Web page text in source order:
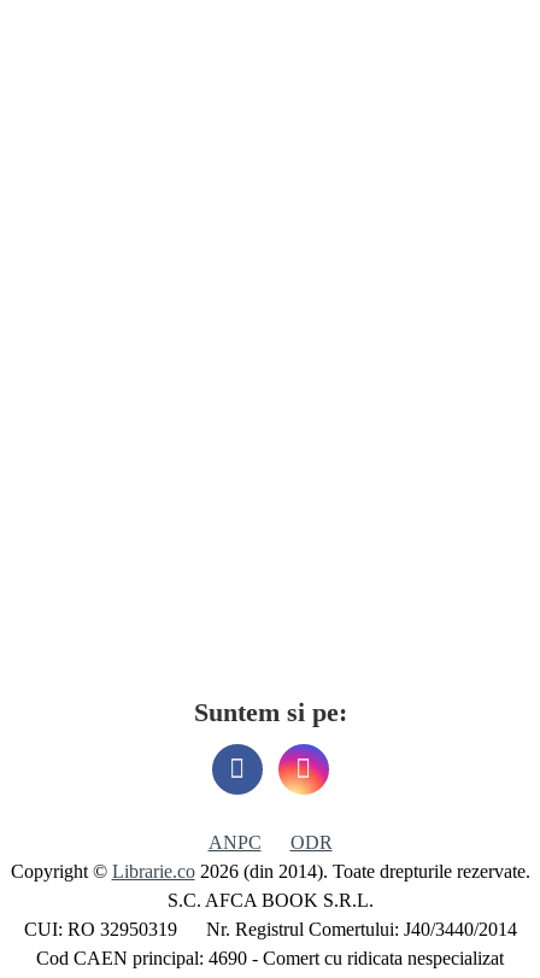
Suntem si pe:
ANPC
ODR
Copyright © Librarie.co 2026 (din 2014). Toate drepturile rezervate.
S.C. AFCA BOOK S.R.L.
CUI: RO 32950319 Nr. Registrul Comertului: J40/3440/2014
Cod CAEN principal: 4690 - Comert cu ridicata nespecializat